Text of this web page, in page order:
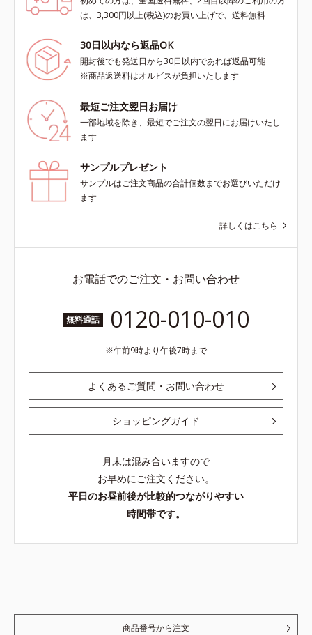
は、3,300円以上(税込)のお買い上げで、送料無料
30日以内なら返品OK
開封後でも発送日から30日以内であれば返品可能
※商品返送料はオルビスが負担いたします
最短ご注文翌日お届け
一部地域を除き、最短でご注文の翌日にお届けいたし
ます
サンプルプレゼント
サンプルはご注文商品の合計個数までお選びいただけ
ます
詳しくはこちら
お電話でのご注文・お問い合わせ
無料通話 0120-010-010
午前9時より午後7時まで
よくあるご質問・お問い合わせ
ショッピングガイド
月末は混み合いますので
お早めにご注文ください。
平日のお昼前後が比較的つながりやすい
時間帯です。
商品番号から注文